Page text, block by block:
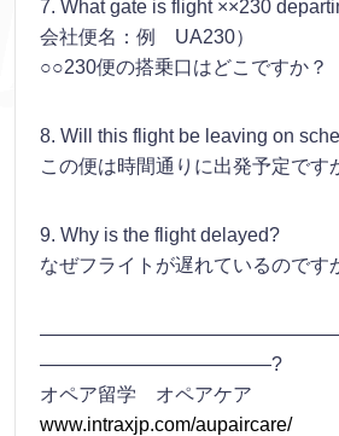
7. What gate is flight ××230
会社便名：例 UA230）
○○230便の搭乗口はどこですか？
8. Will this flight be leaving on
この便は時間通りに出発予定です
9. Why is the flight delayed?
なぜフライトが遅れているのです
————————————?
オペア留学 オペアケア
www.intraxjp.com/aupaircare/